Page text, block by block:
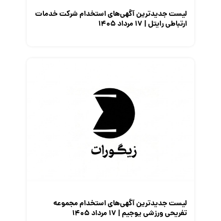
لیست جدیدترین آگهی‌های استخدام شرکت خدمات
ارتباطی رایتل | ۱۷ مرداد ۱۴۰۵
لیست جدیدترین آگهی‌های استخدام مجموعه
تفریحی ورزشی یوجیم | ۱۷ مرداد ۱۴۰۵